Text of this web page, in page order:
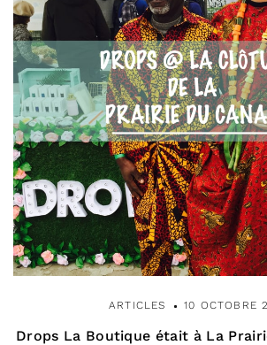
ARTICLES 10 OCTOBRE
Drops La Boutique était à La